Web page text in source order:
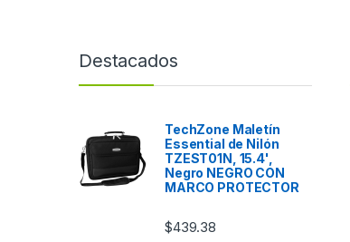
Destacados
TechZone Maletín
Essential de Nilón
TZEST01N, 15.4',
Negro NEGRO CON
MARCO PROTECTOR
$439.38